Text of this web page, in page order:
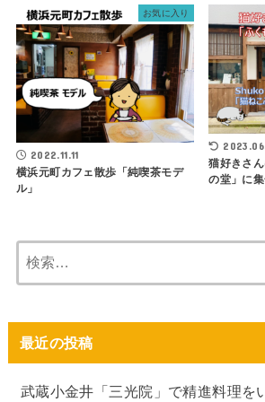
お気に入り
2022.11.11
横浜元町カフェ散歩「純喫茶モデ
ル」
猫好きさ
の堂」に集
索:
最近の投稿
武蔵小金井「三光院」で精進料理を